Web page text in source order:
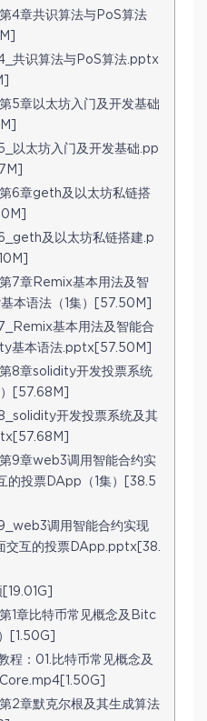
4章共识算法与PoS算法
共识算法与PoS算法.pptx
5章以太坊入门及开发基础
以太坊入门及开发基础.pp
6章geth及以太坊私链搭
及以太坊私链搭建.p
7章Remix基本用法及智
本语法（1集）[57.50M]
基本用法及智能合
基本语法.pptx[57.50M]
8章solidity开发投票系统
[57.68M]
开发投票系统及其
9章web3调用智能合约实
的投票DApp（1集）[38.5
调用智能合约实现
交互的投票DApp.pptx[38.
1章比特币常见概念及Bitc
[1.50G]
程：01.比特币常见概念及
2章默克尔根及其生成算法